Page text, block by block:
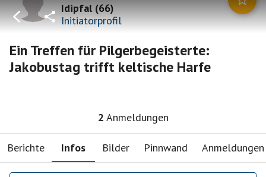
Idipfal(66)
Initiatorprofil
Ein Treffen für Pilgerbegeisterte:
Jakobustag trifft keltische Harfe
2 Anmeldungen
Berichte Infos Bilder Pinnwand Anmeldungen